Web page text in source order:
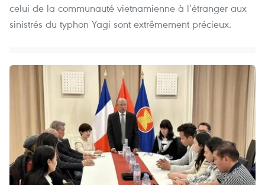
celui de la communauté vietnamienne à l’étranger aux
sinistrés du typhon Yagi sont extrêmement précieux.